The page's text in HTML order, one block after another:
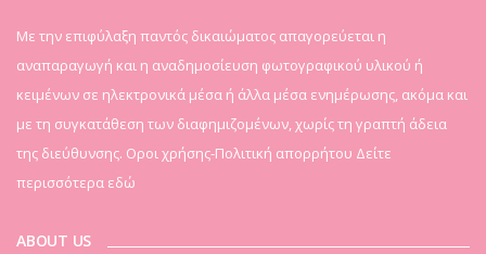
Mε την επιφύλαξη παντός δικαιώματος απαγορεύεται η
αναπαραγωγή και η αναδημοσίευση φωτογραφικού υλικού ή
κειμένων σε ηλεκτρονικά μέσα ή άλλα μέσα ενημέρωσης, ακόμα και
με τη συγκατάθεση των διαφημιζομένων, χωρίς τη γραπτή άδεια
της διεύθυνσης. Οροι χρήσης-Πολιτική απορρήτου Δείτε
περισσότερα εδώ
ABOUT US